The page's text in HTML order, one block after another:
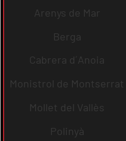
Arenys de Mar
Berga
Cabrera d´Anoia
Monistrol de Montserrat
Mollet del Vallès
Polinyà